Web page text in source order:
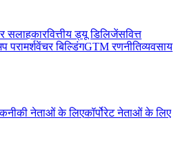
सलाहकारवित्तीय ड्यू डिलिजेंसवित्त
परामर्शवेंचर बिल्डिंगGTM रणनीतिव्यवसाय
नेताओं के लिएकॉर्पोरेट नेताओं के लिए